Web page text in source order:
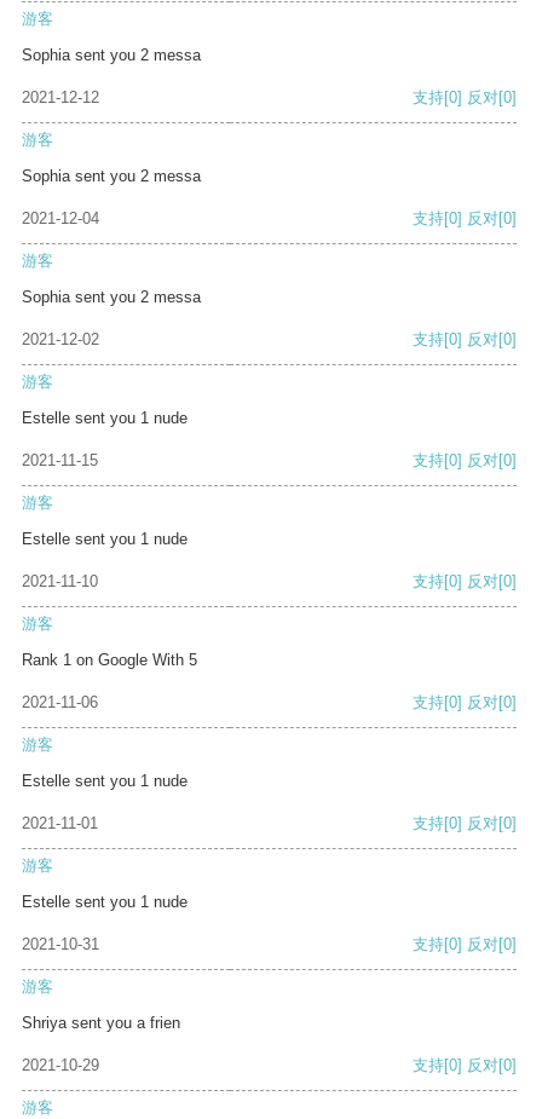
游客
Sophia sent you 2 messa
2021-12-12 支持[0] 反对[0]
游客
Sophia sent you 2 messa
2021-12-04 支持[0] 反对[0]
游客
Sophia sent you 2 messa
2021-12-02 支持[0] 反对[0]
游客
Estelle sent you 1 nude
2021-11-15 支持[0] 反对[0]
游客
Estelle sent you 1 nude
2021-11-10 支持[0] 反对[0]
游客
Rank 1 on Google With 5
2021-11-06 支持[0] 反对[0]
游客
Estelle sent you 1 nude
2021-11-01 支持[0] 反对[0]
游客
Estelle sent you 1 nude
2021-10-31 支持[0] 反对[0]
游客
Shriya sent you a frien
2021-10-29 支持[0] 反对[0]
游客